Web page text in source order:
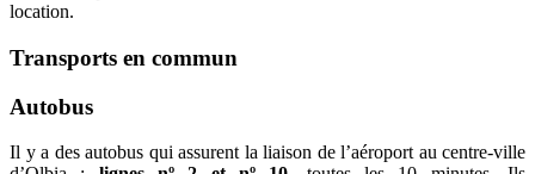
location.
Transports en commun
Autobus
Il y a des autobus qui assurent la liaison de l’aéroport au centre-ville